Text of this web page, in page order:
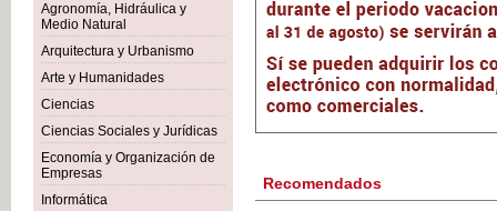
Agronomía, Hidráulica y
Medio Natural
Arquitectura y Urbanismo
Arte y Humanidades
Ciencias
Ciencias Sociales y Jurídicas
Economía y Organización de
Empresas
Informática
Recomendados